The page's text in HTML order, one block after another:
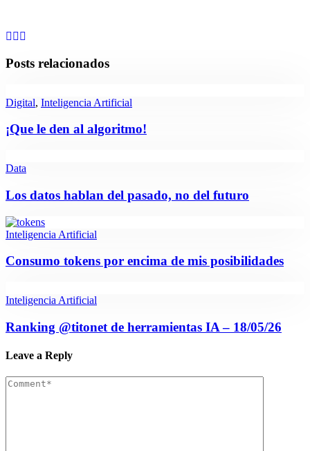
Posts relacionados
Digital, Inteligencia Artificial
¡Que le den al algoritmo!
Data
Los datos hablan del pasado, no del futuro
Inteligencia Artificial
Consumo tokens por encima de mis posibilidades
Inteligencia Artificial
Ranking @titonet de herramientas IA – 18/05/26
Leave a Reply